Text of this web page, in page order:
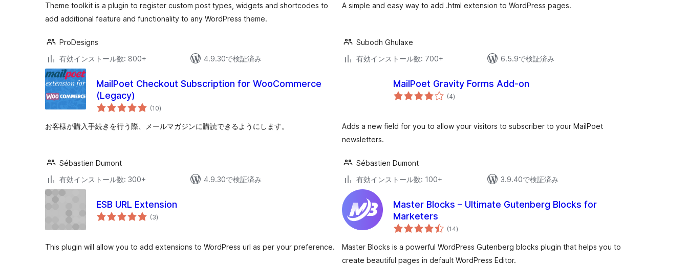
Theme toolkit is a plugin to register custom post types, widgets and shortcodes to
add additional feature and functionality to any WordPress theme.
ProDesigns
有効インストール数: 800+
4.9.30で検証済み
A simple and easy way to add .html extension to WordPress pages.
Subodh Ghulaxe
有効インストール数: 700+
6.5.9で検証済み
MailPoet Checkout Subscription for WooCommerce
(Legacy)
(10個
の
価
)
お客様が購入手続きを行う際、メールマガジンに購読できるようにします。
Sébastien Dumont
有効インストール数: 300+
4.9.30で検証済み
MailPoet Gravity Forms Add-on
(4個
の)
Adds a new field for you to allow your visitors to subscriber to your MailPoet
newsletters.
Sébastien Dumont
有効インストール数: 100+
3.9.40で検証済み
ESB URL Extension
(3個
の)
This plugin will allow you to add extensions to WordPress url as per your preference.
Master Blocks – Ultimate Gutenberg Blocks for
Marketers
(14個
の
価
)
Master Blocks is a powerful WordPress Gutenberg blocks plugin that helps you to
create beautiful pages in default WordPress Editor.